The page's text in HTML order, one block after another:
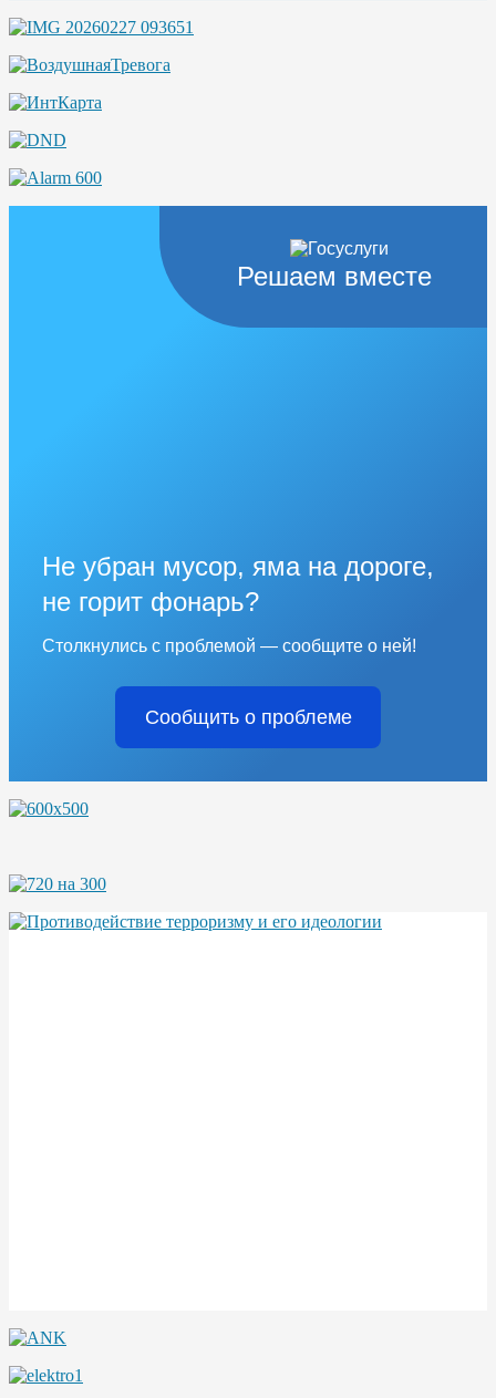
Решаем вместе
Не убран мусор, яма на дороге,
не горит фонарь?
Столкнулись с проблемой — сообщите о ней!
Сообщить о проблеме